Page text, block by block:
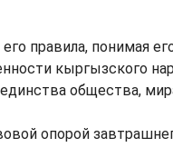
правила, понимая
кыргызского
общества,
опорой